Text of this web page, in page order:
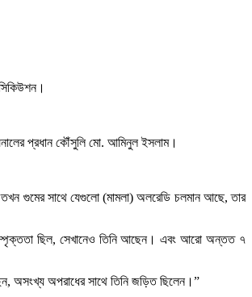
প্রধান কৌঁসুলি মো. আমিনুল ইসলাম।
তখন গুমের সাথে যেগুলো (মামলা) অলরেডি চলমান আছে, তার
সম্পৃক্ততা ছিল, সেখানেও তিনি আছেন। এবং আরো অন্তত ৭
অসংখ্য অপরাধের সাথে তিনি জড়িত ছিলেন।”